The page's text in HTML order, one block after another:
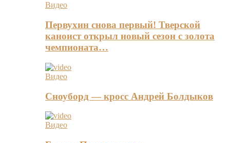
Видео
Первухин снова первый! Тверской
каноист открыл новый сезон с золота
чемпионата…
Видео
Сноуборд — кросс Андрей Болдыков
Видео